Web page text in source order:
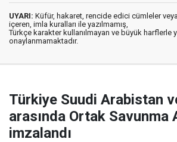
UYARI: Küfür, hakaret, rencide edici cümleler
içeren, imla kuralları ile yazılmamış,
Türkçe karakter kullanılmayan ve büyük harflerle
onaylanmamaktadır.
Türkiye Suudi Arabistan
arasında Ortak Savunma
imzalandı